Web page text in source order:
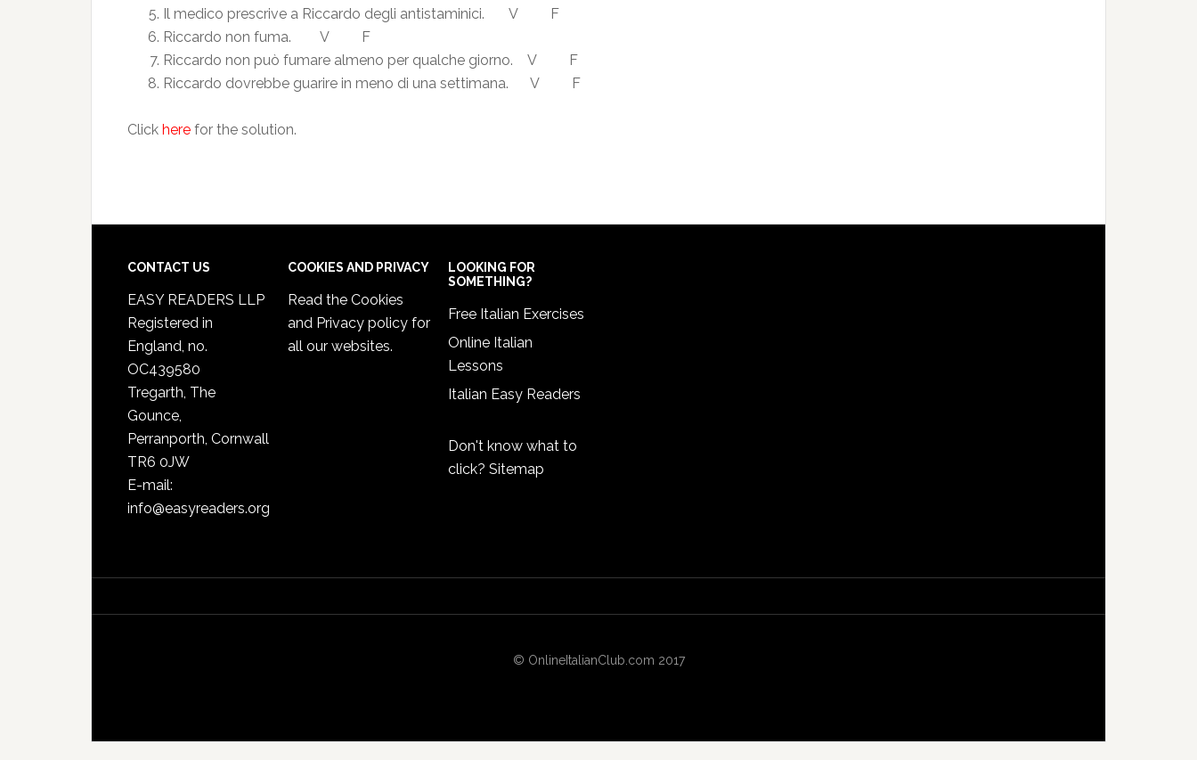
Il medico prescrive a Riccardo degli antistaminici. V F
Riccardo non fuma. V F
Riccardo non può fumare almeno per qualche giorno. V F
Riccardo dovrebbe guarire in meno di una settimana. V F
Click here for the solution.
CONTACT US
EASY READERS LLP
Registered in
England, no.
OC439580
Tregarth, The
Gounce,
Perranporth, Cornwall
TR6 0JW
E-mail:
info@easyreaders.org
COOKIES AND PRIVACY
Read the Cookies
and Privacy policy for
all our websites.
LOOKING FOR
SOMETHING?
Free Italian Exercises
Online Italian
Lessons
Italian Easy Readers
Don't know what to
click? Sitemap
© OnlineItalianClub.com 2017